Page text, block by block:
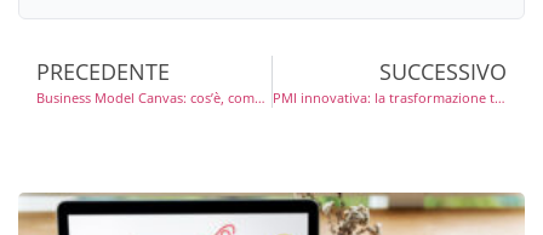
PRECEDENTE
Business Model Canvas: cos’è, come compilarlo ed esempi per startup
SUCCESSIVO
PMI innovativa: la trasformazione tecnologica delle piccole e medie imprese